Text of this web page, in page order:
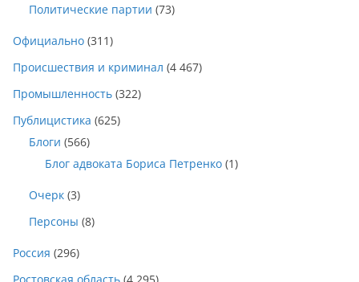
Политические партии (73)
Официально (311)
Происшествия и криминал (4 467)
Промышленность (322)
Публицистика (625)
Блоги (566)
Блог адвоката Бориса Петренко (1)
Очерк (3)
Персоны (8)
Россия (296)